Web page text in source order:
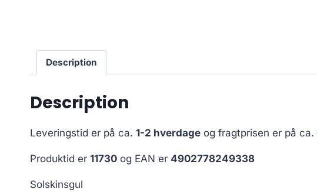
Description
Description
Leveringstid er på ca. 1-2 hverdage og fragtprisen er på ca.
Produktid er 11730 og EAN er 4902778249338
Solskinsgul